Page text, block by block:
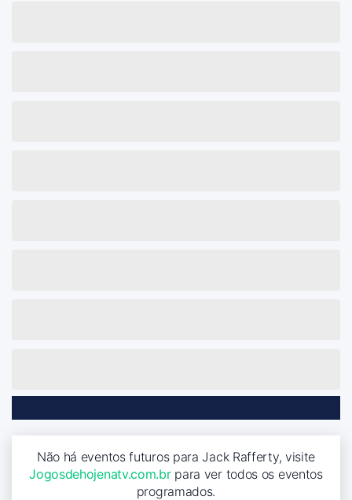
Não há eventos futuros para Jack Rafferty, visite
Jogosdehojenatv.com.brpara ver todos os eventos
programados.